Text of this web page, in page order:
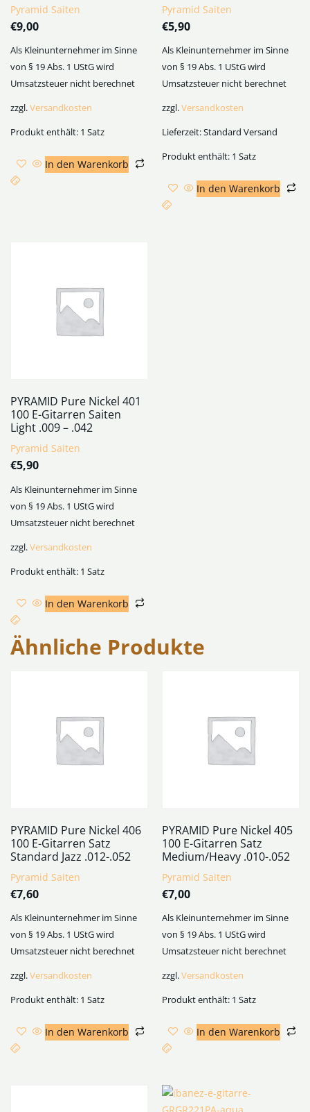
Pyramid Saiten
€9,00
Als Kleinunternehmer im Sinne
von § 19 Abs. 1 UStG wird
Umsatzsteuer nicht berechnet
zzgl.Versandkosten
Produkt enthält: 1 Satz
In den Warenkorb
Pyramid Saiten
€5,90
Als Kleinunternehmer im Sinne
von § 19 Abs. 1 UStG wird
Umsatzsteuer nicht berechnet
zzgl.Versandkosten
Lieferzeit:Standard Versand
Produkt enthält: 1 Satz
In den Warenkorb
PYRAMID Pure Nickel 401
100 E-Gitarren Saiten
Light .009 – .042
Pyramid Saiten
€5,90
Als Kleinunternehmer im Sinne
von § 19 Abs. 1 UStG wird
Umsatzsteuer nicht berechnet
zzgl.Versandkosten
Produkt enthält: 1 Satz
In den Warenkorb
Ähnliche Produkte
PYRAMID Pure Nickel 406
100 E-Gitarren Satz
Standard Jazz .012-.052
Pyramid Saiten
€7,60
Als Kleinunternehmer im Sinne
von § 19 Abs. 1 UStG wird
Umsatzsteuer nicht berechnet
zzgl.Versandkosten
Produkt enthält: 1 Satz
In den Warenkorb
PYRAMID Pure Nickel 405
100 E-Gitarren Satz
Medium/Heavy .010-.052
Pyramid Saiten
€7,00
Als Kleinunternehmer im Sinne
von § 19 Abs. 1 UStG wird
Umsatzsteuer nicht berechnet
zzgl.Versandkosten
Produkt enthält: 1 Satz
In den Warenkorb